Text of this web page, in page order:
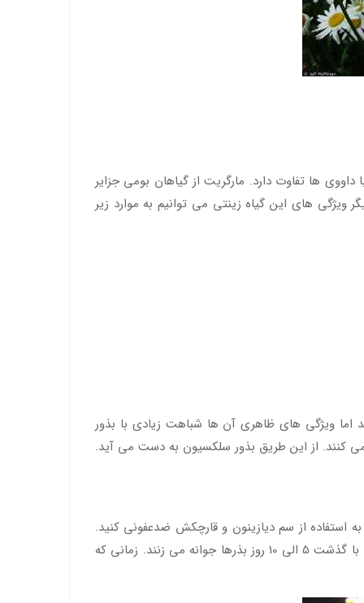
ها تفاوت دارد. مارگریت از گیاهان بومی جزایر
ویژگی های این گیاه زینتی می توانیم به موارد زیر
اما ویژگی های ظاهری آن ها شباهت زیادی با بذور
می کنند. از این طریق بذور سلکسیون به دست می آید.
استفاده از سم دیازینون و قارچکش ضدعفونی کنید.
گاوی سرند شده بپوشانید. با گذشت 5 الی 10 روز بذرها جوانه می زنند. زمانی که